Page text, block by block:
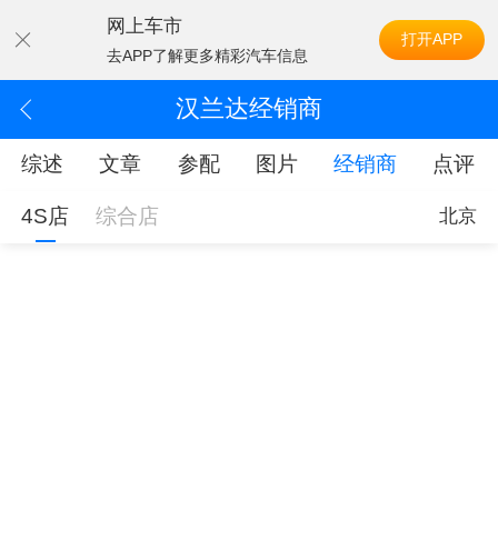
网上车市
去APP了解更多精彩汽车信息
打开APP
汉兰达经销商
综述 文章 参配 图片 经销商 点评
4S店 综合店 北京